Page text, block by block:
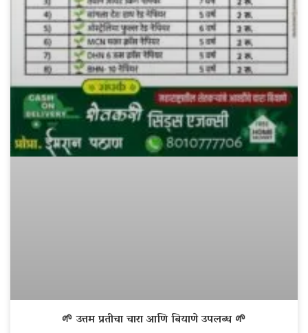
🌱 उत्तम प्रतीचा चारा आणि बियाणे उपलब्ध 🌱